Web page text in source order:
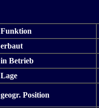
Funktion
erbaut
in Betrieb
Lage
geogr. Position